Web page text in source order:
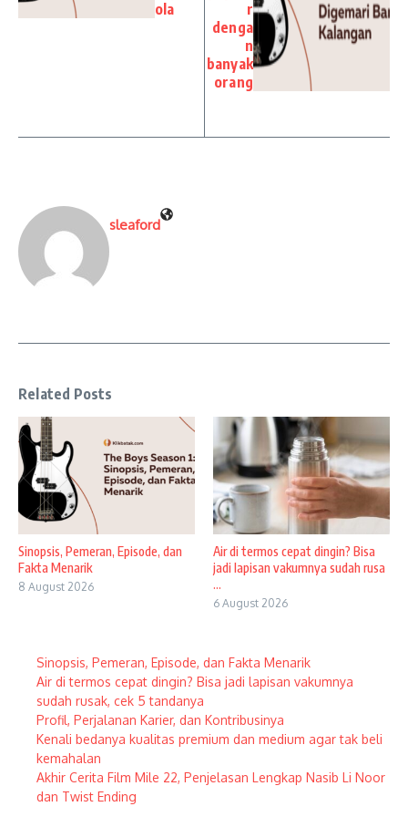
ola
r
denga
n
banyak
orang
sleaford
Related Posts
Sinopsis, Pemeran, Episode, dan
Fakta Menarik
8 August 2026
Air di termos cepat dingin? Bisa
jadi lapisan vakumnya sudah rusa
...
6 August 2026
Sinopsis, Pemeran, Episode, dan Fakta Menarik
Air di termos cepat dingin? Bisa jadi lapisan vakumnya
sudah rusak, cek 5 tandanya
Profil, Perjalanan Karier, dan Kontribusinya
Kenali bedanya kualitas premium dan medium agar tak beli
kemahalan
Akhir Cerita Film Mile 22, Penjelasan Lengkap Nasib Li Noor
dan Twist Ending